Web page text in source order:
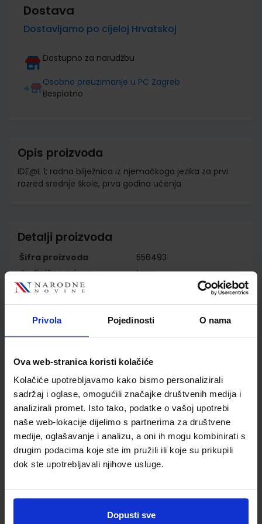
Privola Pojedinosti O nama
Ova web-stranica koristi kolačiće
Kolačiće upotrebljavamo kako bismo personalizirali
sadržaj i oglase, omogućili značajke društvenih medija i
analizirali promet. Isto tako, podatke o vašoj upotrebi
naše web-lokacije dijelimo s partnerima za društvene
medije, oglašavanje i analizu, a oni ih mogu kombinirati s
drugim podacima koje ste im pružili ili koje su prikupili
dok ste upotrebljavali njihove usluge.
Dopusti sve
Dostava
Dostavljamo po cijeloj Hrvatskoj
Dostupno za narudžbu
Osobno preuzimanje u PC Zagreb
Besplatno
Opis proizvoda
IDE@L 1; radna bilježnica iz njemačkoga jezika za prvi
razred srednje škole, prva godina učenja
Detalji proizvoda
Šifra proizvoda
556493
Jedinična mjera
kom
Nakladnik
PROFIL KLETT d.o.o.
Autor
Fleer Keller Mariotta
Pfeifhofer Rodi Jock
Vrsta škole
4 GIMNAZIJA+STRUKOVN
Nastavni predmet
NJEMAČKI JEZIK
Reg br min
8042;6242-DOM